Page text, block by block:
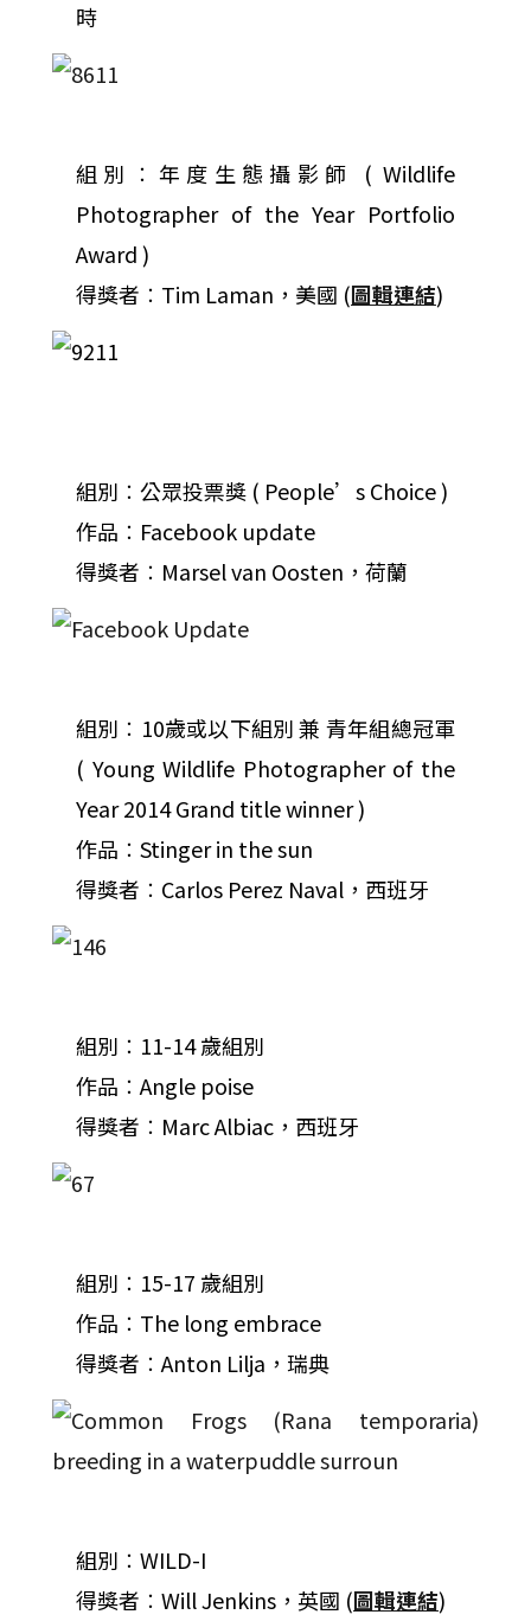
時
組別︰年度生態攝影師 ( Wildlife
Photographer of the Year Portfolio
Award )
得獎者︰Tim Laman，美國 (圖輯連結)
組別︰公眾投票獎 ( People’s Choice )
作品︰Facebook update
得獎者︰Marsel van Oosten，荷蘭
組別︰10歲或以下組別 兼 青年組總冠軍
( Young Wildlife Photographer of the
Year 2014 Grand title winner )
作品︰Stinger in the sun
得獎者︰Carlos Perez Naval，西班牙
組別︰11-14 歲組別
作品︰Angle poise
得獎者︰Marc Albiac，西班牙
組別︰15-17 歲組別
作品︰The long embrace
得獎者︰Anton Lilja，瑞典
組別︰WILD-I
得獎者︰Will Jenkins，英國 (圖輯連結)